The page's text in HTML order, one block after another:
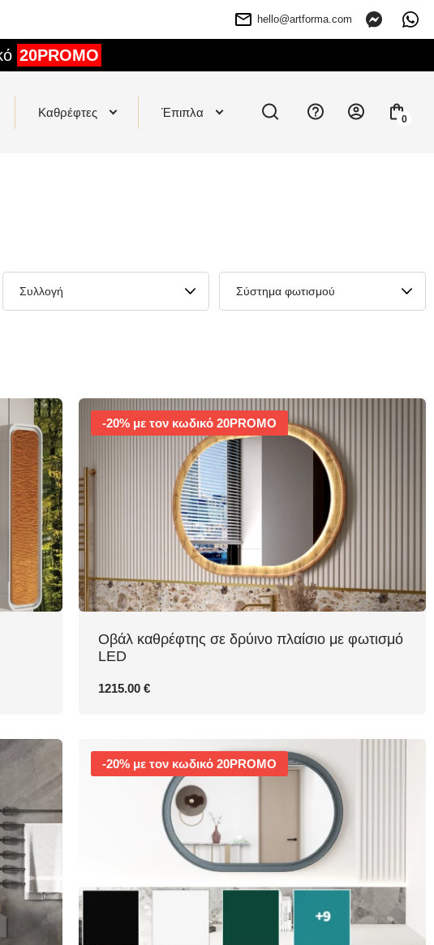
hello@artforma.com
20PROMO
Καθρέφτες Έπιπλα 0
Συλλογή Σύστημα φωτισμού
-20% με τον κωδικό 20PROMO
Οβάλ καθρέφτης σε δρύινο πλαίσιο με φωτισμό
LED
1215.00 €
-20% με τον κωδικό 20PROMO